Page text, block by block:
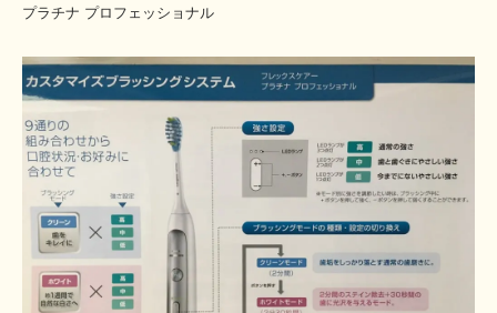
プラチナ プロフェッショナル